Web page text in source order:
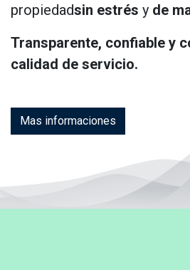
propiedadsin estrés y de
Transparente, confiable y
calidad de servicio.
Mas informaciones